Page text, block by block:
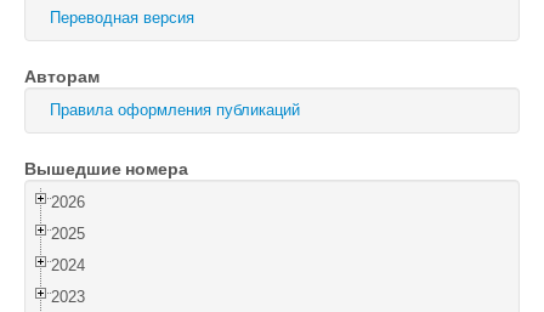
Физика и техника полупроводников
Оптика и спектроскопия
Поиск
Войти
Переводная версия
Авторам
Правила оформления публикаций
Вышедшие номера
2026
2025
2024
2023